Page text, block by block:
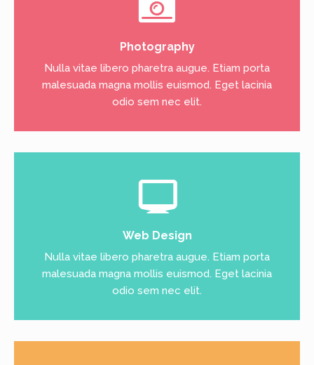
Photography
Nulla vitae libero pharetra augue. Etiam porta
malesuada magna mollis euismod. Eget lacinia
odio sem nec elit.
Web Design
Nulla vitae libero pharetra augue. Etiam porta
malesuada magna mollis euismod. Eget lacinia
odio sem nec elit.